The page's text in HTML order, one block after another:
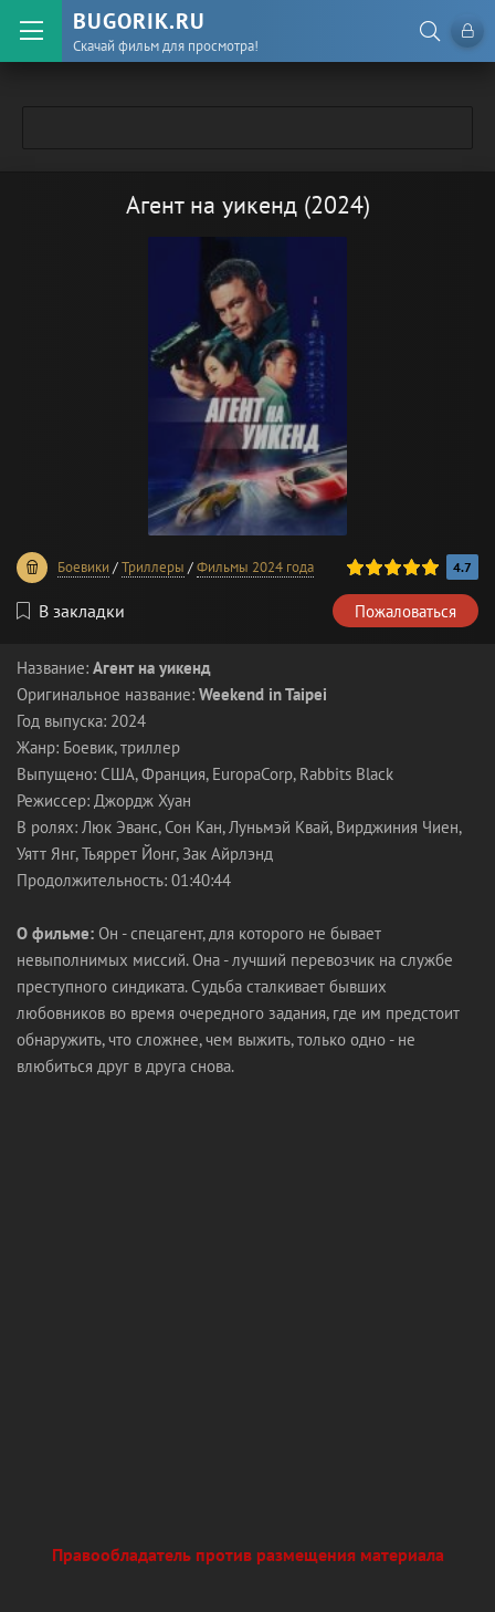
BUGORIK.RU
Скачай фильм для просмотра!
Агент на уикенд (2024)
Боевики /Триллеры /Фильмы 2024 года
100 1 2 3 4 5 4.7
В закладки Пожаловаться
Название: Агент на уикенд
Оригинальное название: Weekend in Taipei
Год выпуска: 2024
Жанр: Боевик, триллер
Выпущено: США, Франция, EuropaCorp, Rabbits Black
Режиссер: Джордж Хуан
В ролях: Люк Эванс, Сон Кан, Луньмэй Квай, Вирджиния Чиен,
Уятт Янг, Тьяррет Йонг, Зак Айрлэнд
Продолжительность: 01:40:44
О фильме: Он - спецагент, для которого не бывает
невыполнимых миссий. Она - лучший перевозчик на службе
преступного синдиката. Судьба сталкивает бывших
любовников во время очередного задания, где им предстоит
обнаружить, что сложнее, чем выжить, только одно - не
влюбиться друг в друга снова.
Правообладатель против размещения материала